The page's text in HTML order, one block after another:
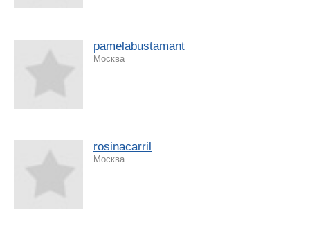
pamelabustamant
Москва
rosinacarril
Москва